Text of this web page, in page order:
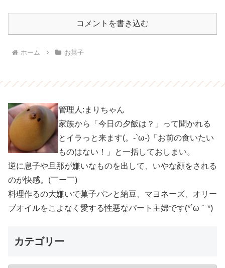
コメントを書き込む
ホーム お菓子
管理人:まりちゃん
家族から「今日の夕飯は？」って聞かれる
とイラっと来ます(。-`ω-)「お前の食いたい
ものはない！」と一括しておしまい。
逆に息子や旦那が嫌いなものを出して、いやな顔をされる
のが快感。(￣ー￣)
料理作るの大嫌いで菓子パンと納豆、マヨネーズ、オリー
ブオイルをこよなく愛する性悪なパート主婦です(*´ω｀*)
カテゴリー